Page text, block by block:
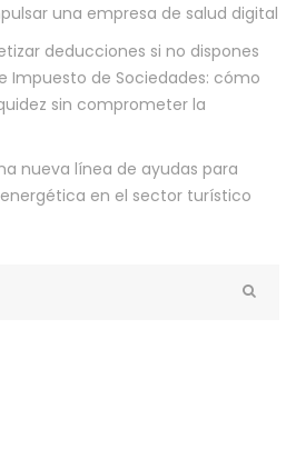
una empresa de salud digital
deducciones si no dispones
Impuesto de Sociedades: cómo
sin comprometer la
nueva línea de ayudas para
en el sector turístico